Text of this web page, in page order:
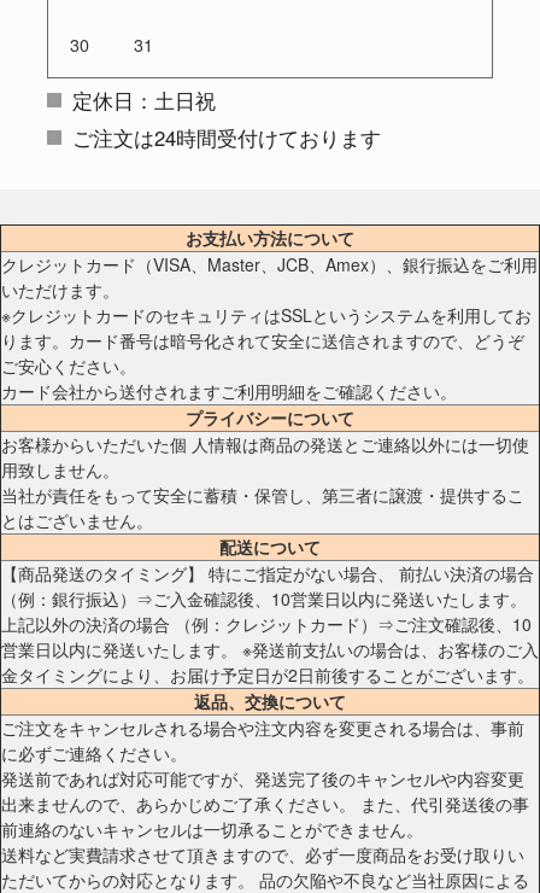
30 31
定休日：土日祝
ご注文は24時間受付けております
お支払い方法について
クレジットカード（VISA、Master、JCB、Amex）、銀行振込をご利用
いただけます。
※クレジットカードのセキュリティはSSLというシステムを利用してお
ります。カード番号は暗号化されて安全に送信されますので、どうぞ
ご安心ください。
カード会社から送付されますご利用明細をご確認ください。
プライバシーについて
お客様からいただいた個 人情報は商品の発送とご連絡以外には一切使
用致しません。
当社が責任をもって安全に蓄積・保管し、第三者に譲渡・提供するこ
とはございません。
配送について
【商品発送のタイミング】 特にご指定がない場合、 前払い決済の場合
（例：銀行振込）⇒ご入金確認後、10営業日以内に発送いたします。
上記以外の決済の場合 （例：クレジットカード）⇒ご注文確認後、10
営業日以内に発送いたします。 ※発送前支払いの場合は、お客様のご入
金タイミングにより、お届け予定日が2日前後することがございます。
返品、交換について
ご注文をキャンセルされる場合や注文内容を変更される場合は、事前
に必ずご連絡ください。
発送前であれば対応可能ですが、発送完了後のキャンセルや内容変更
出来ませんので、あらかじめご了承ください。 また、代引発送後の事
前連絡のないキャンセルは一切承ることができません。
送料など実費請求させて頂きますので、必ず一度商品をお受け取りい
ただいてからの対応となります。 品の欠陥や不良など当社原因による